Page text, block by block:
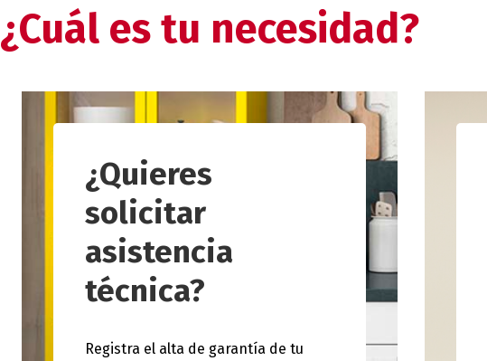
¿Cuál es tu necesidad?
¿Quieres
solicitar
asistencia
técnica?
Registra el alta de garantía de tu